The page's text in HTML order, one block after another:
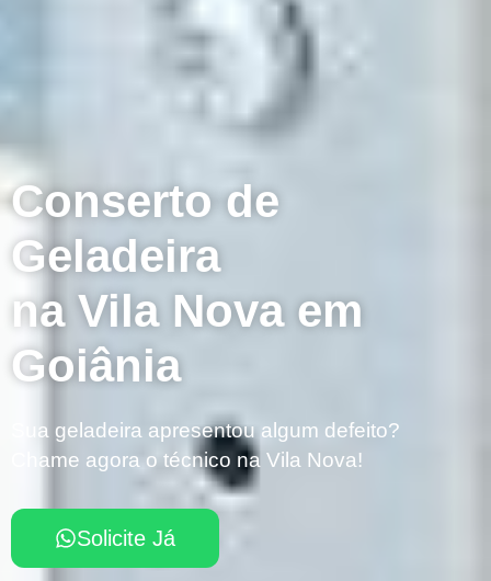
Conserto de
Geladeira
na Vila Nova em
Goiânia
Sua geladeira apresentou algum defeito?
Chame agora o técnico na Vila Nova!
Solicite Já